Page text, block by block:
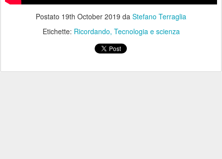
Postato 19th October 2019 da Stefano Terraglia
Etichette: Ricordando Tecnologia e scienza